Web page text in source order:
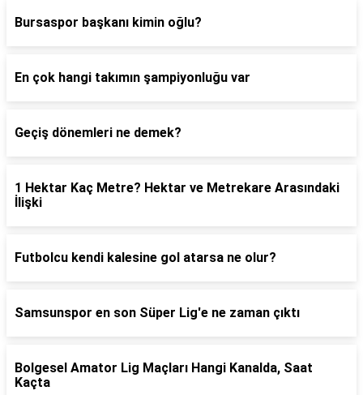
Bursaspor başkanı kimin oğlu?
En çok hangi takımın şampiyonluğu var
Geçiş dönemleri ne demek?
1 Hektar Kaç Metre? Hektar ve Metrekare Arasındaki
İlişki
Futbolcu kendi kalesine gol atarsa ne olur?
Samsunspor en son Süper Lig'e ne zaman çıktı
Bolgesel Amator Lig Maçları Hangi Kanalda, Saat
Kaçta